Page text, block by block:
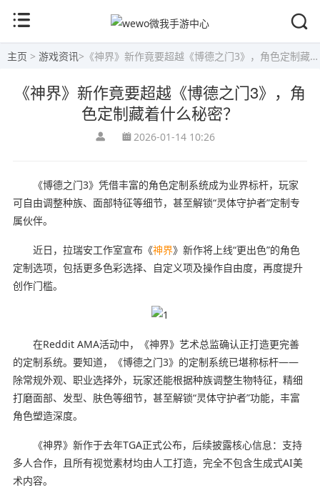
主页 > 游戏资讯> 《神界》新作竟要超越《博德之门3》，角色定制藏着什么秘密？
《神界》新作竟要超越《博德之门3》，角
色定制藏着什么秘密？
2026-01-14 10:26
《博德之门3》凭借丰富的角色定制系统成为业界标杆，玩家
可自由调整种族、面部特征等细节，甚至解锁“灵体守护者”定制专
属伙伴。
近日，拉瑞安工作室宣布《神界》新作将上线“更出色”的角色
定制选项，包括更多色彩选择、自定义项及操作自由度，再度提升
创作门槛。
在Reddit AMA活动中，《神界》艺术总监确认正打造更完善
的定制系统。要知道，《博德之门3》的定制系统已堪称标杆——
除常规外观、职业选择外，玩家还能根据种族调整生物特征，精细
打磨面部、发型、肤色等细节，甚至解锁“灵体守护者”功能，丰富
角色塑造深度。
《神界》新作于去年TGA正式公布，后续披露核心信息：支持
多人合作，且所有视觉素材均由人工打造，完全不包含生成式AI美
术内容。